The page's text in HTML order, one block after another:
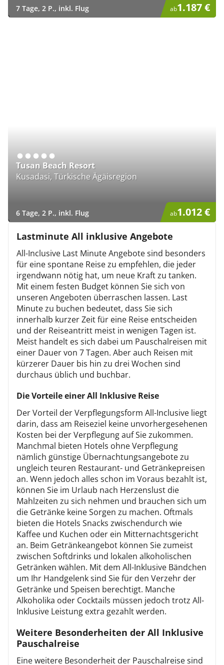
ab1.187 €
7 Tage, 2 P., inkl. Flug
)
Tusan Beach Resort
Kusadasi, Türkische Ägäisregion
ab1.012 €
6 Tage, 2 P., inkl. Flug
)
Lastminute All inklusive Angebote
All-Inclusive Last Minute Angebote sind besonders
für eine spontane Reise zu empfehlen, die jeder
irgendwann nötig hat, um neue Kraft zu tanken.
Mit einem festen Budget können Sie sich von
unseren Angeboten überraschen lassen. Last
Minute zu buchen bedeutet, dass Sie sich
innerhalb kurzer Zeit für eine Reise entscheiden
und der Reiseantritt meist in wenigen Tagen ist.
Meist handelt es sich dabei um Pauschalreisen mit
einer Dauer von 7 Tagen. Aber auch Reisen mit
kürzerer Dauer bis hin zu drei Wochen sind
durchaus üblich und buchbar.
Die Vorteile einer All Inklusive Reise
Der Vorteil der Verpflegungsform All-Inclusive liegt
darin, dass am Reiseziel keine unvorhergesehenen
Kosten bei der Verpflegung auf Sie zukommen.
Manchmal bieten Hotels ohne Verpflegung
nämlich günstige Übernachtungsangebote zu
ungleich teuren Restaurant- und Getränkepreisen
an. Wenn jedoch alles schon im Voraus bezahlt ist,
können Sie im Urlaub nach Herzenslust die
Mahlzeiten zu sich nehmen und brauchen sich um
die Getränke keine Sorgen zu machen. Oftmals
bieten die Hotels Snacks zwischendurch wie
Kaffee und Kuchen oder ein Mitternachtsgericht
an. Beim Getränkeangebot können Sie zumeist
zwischen Softdrinks und lokalen alkoholischen
Getränken wählen. Mit dem All-Inklusive Bändchen
um Ihr Handgelenk sind Sie für den Verzehr der
Getränke und Speisen berechtigt. Manche
Alkoholika oder Cocktails müssen jedoch trotz All-
Inklusive Leistung extra gezahlt werden.
Weitere Besonderheiten der All Inklusive
Pauschalreise
Eine weitere Besonderheit der Pauschalreise sind